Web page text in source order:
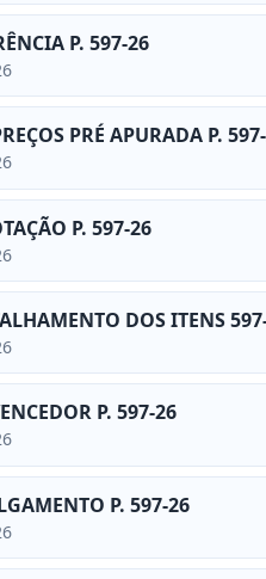
P. 597-26
PRÉ APURADA P.
P. 597-26
DOS ITENS
P. 597-26
P. 597-26